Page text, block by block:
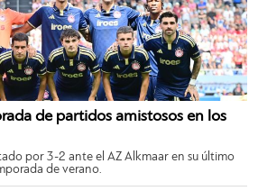
de partidos amistosos en los
por 3-2 ante el AZ Alkmaar en su último
de verano.